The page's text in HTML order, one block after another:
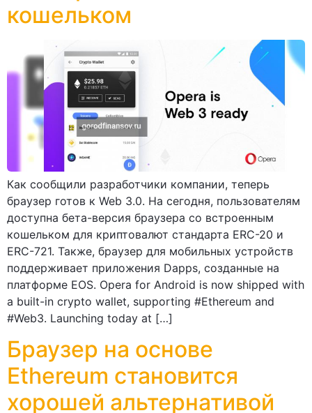
кошельком
Как сообщили разработчики компании, теперь
браузер готов к Web 3.0. На сегодня, пользователям
доступна бета-версия браузера со встроенным
кошельком для криптовалют стандарта ERC-20 и
ERC-721. Также, браузер для мобильных устройств
поддерживает приложения Dapps, созданные на
платформе EOS. Opera for Android is now shipped with
a built-in crypto wallet, supporting #Ethereum and
#Web3. Launching today at […]
Браузер на основе
Ethereum становится
хорошей альтернативой